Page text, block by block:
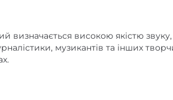
високою якістю
музикантів та інших
мікрофонних капсул, що